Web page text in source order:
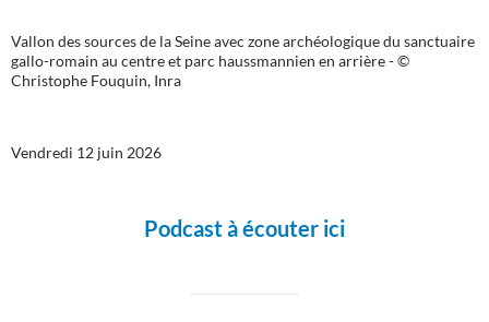
Vallon des sources de la Seine avec zone archéologique du sanctuaire
gallo-romain au centre et parc haussmannien en arrière - ©
Christophe Fouquin, Inra
Vendredi 12 juin 2026
Podcast à écouter ici